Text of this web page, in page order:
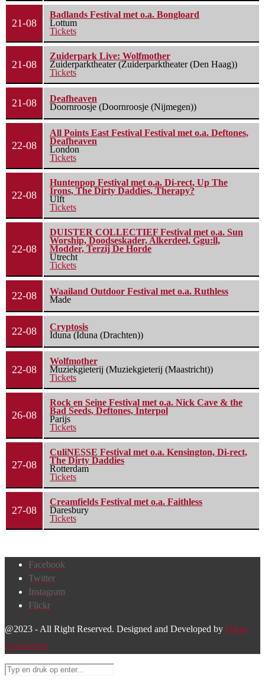
21-08
Badlands Festival met o.a. Bongloard
Lottum
Tickets
21-08
Zuiderpark Live: Wolfmother
Zuiderparktheater (Zuiderparktheater (Den Haag))
Tickets
21-08
Deafheaven
Doornroosje (Doornroosje (Nijmegen))
22-08
All Points East Festival Festival met o.a. Deftones,
Deafheaven
London
Tickets
22-08
Huntenpop Festival met o.a. Di-rect, Up The
Irons, The Dirty Daddies, Therapy?
Ulft
Tickets
22-08
DUISTER COLLECTIEF Festival met o.a. Sun
Worship, Doodseskader, Alkerdeel, Ggu:ll,
Modder, Terzij De Horde
Utrecht
Tickets
22-08
Waailand Outdoor Festival met o.a. Ruthless
Made
22-08
Cryptosis
Iduna (Iduna (Drachten))
22-08
Wolfmother
Muziekgieterij (Muziekgieterij (Maastricht))
Tickets
26-08
Rock en Seine Festival met o.a. Nick Cave & the
Bad Seeds, Deftones, Interpol
Parijs
Tickets
27-08
CuliNESSE Festival met o.a. Kensington, Di-rect,
The Dirty Daddies
Rotterdam
Tickets
27-08
Creamfields Festival met o.a. Faithless
Daresbury
Tickets
Facebook
Twitter
Instagram
Flickr
@2023 - All Right Reserved. Designed and Developed by Harm
Lourenssen